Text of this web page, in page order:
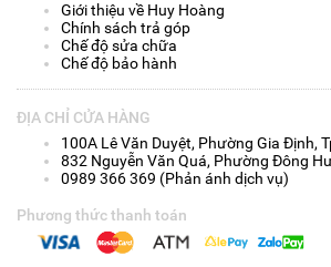
Giới thiệu về Huy Hoàng
Chính sách trả góp
Chế độ sửa chữa
Chế độ bảo hành
ĐỊA CHỈ CỬA HÀNG
100A Lê Văn Duyệt, Phường Gia Định,
832 Nguyễn Văn Quá, Phường Đông
0989 366 369 (Phản ánh dịch vụ)
Phương thức thanh toán